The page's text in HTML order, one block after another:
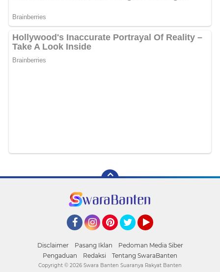
Disclaimer Pasang Iklan
Pedoman Media Siber
Pengaduan
Redaksi Tentang SwaraBanten
Copyright © 2026 Swara Banten Suaranya Rakyat Banten